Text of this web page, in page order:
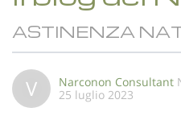
ASTINENZA
V Narconon Consultant
25 luglio 2023